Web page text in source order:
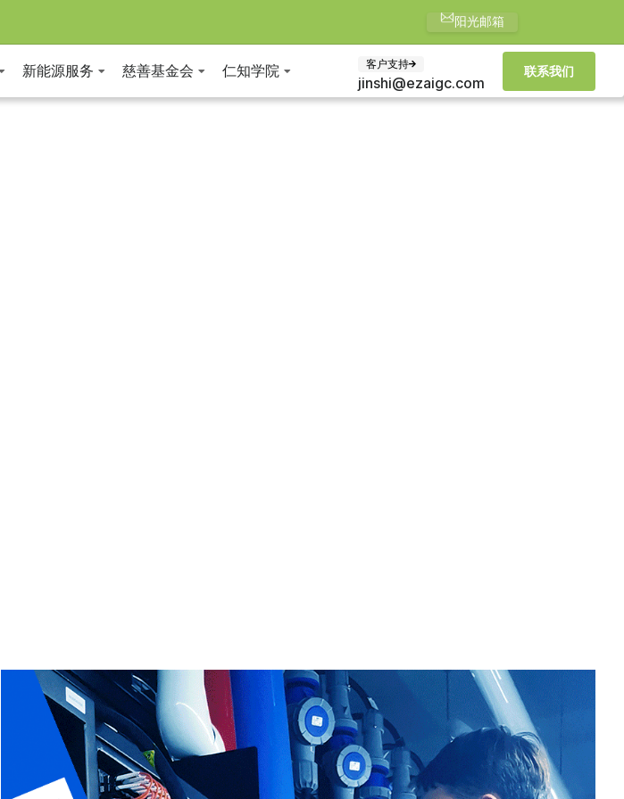
阳光邮箱
新能源服务 慈善基金会 仁知学院 客户支持
jinshi@ezaigc.com
联系我们